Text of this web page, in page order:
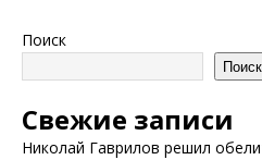
Поиск
Поиск
Свежие записи
Николай Гаврилов решил